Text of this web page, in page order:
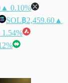
▲ 0.10%
SOL฿2,459.60 ▲